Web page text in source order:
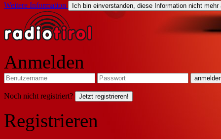
Weitere Information Ich bin einverstanden, diese Information nicht mehr
Anmelden
Noch nicht registriert? Jetzt registrieren!
Registrieren